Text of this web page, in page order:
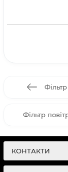
Фільтр
КОНТАКТИ